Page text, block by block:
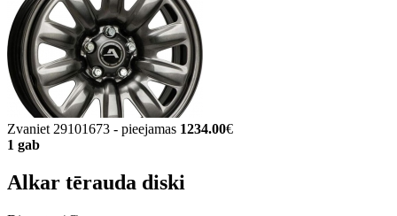
Zvaniet 29101673 - pieejamas 1234.00€
1 gab
Alkar tērauda diski